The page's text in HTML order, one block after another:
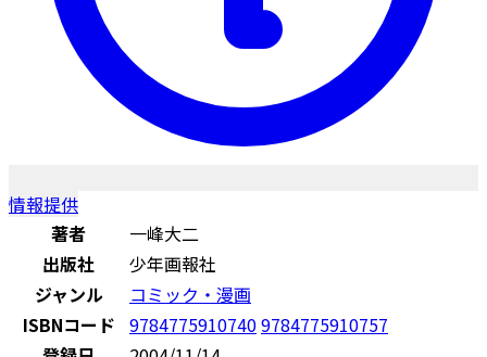
情報提供
著者
一峰大二
出版社
少年画報社
ジャンル
コミック・漫画
ISBNコード 97847759107409784775910757